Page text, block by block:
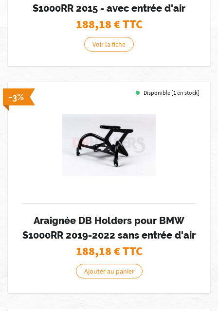
S1000RR 2015 - avec entrée d'air
188,18€ TTC
Voir la fiche
-3% Disponible [1 en stock]
Araignée DB Holders pour BMW
S1000RR 2019-2022 sans entrée d'air
188,18€ TTC
Ajouter au panier